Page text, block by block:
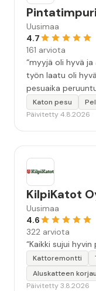
Uusimaa
4.7
161 arviota
“myyjä oli hyvä
työn laatu oli hyvä. moitteina: ensimmäinen
pesuaika
aika piti ja työn
murhe tuli koska
vuorokautta
hommiin ja hyvä
Katon pesu
Päivitetty 4.8.2026
KilpiKatot
Uusimaa
4.6
322 arviota
“Kaikki sujui
Kattoremontti
Aluskatteen
Päivitetty 3.8.2026